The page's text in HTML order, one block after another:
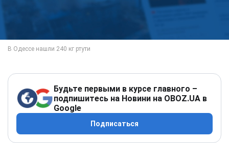
Будьте первыми в курсе главного –
подпишитесь на Новини на OBOZ.UA в
Google
Подписаться